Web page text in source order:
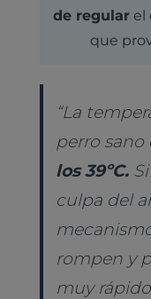
de regular el
que
“La
perro sano
los 39ºC.
culpa del
rompen y
muy